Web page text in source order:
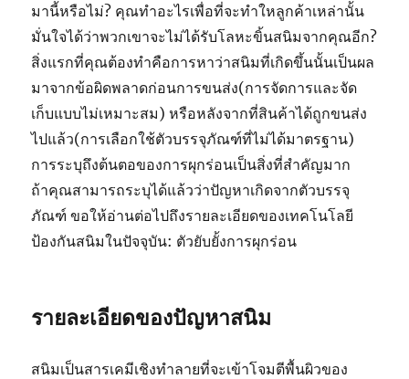
มานี้หรือไม่? คุณทำอะไรเพื่อที่จะทำใหลูกค้าเหล่านั้น
มั่นใจได้ว่าพวกเขาจะไม่ได้รับโลหะขิ้นสนิมจากคุณอีก?
สิ่งแรกที่คุณต้องทำคือการหาว่าสนิมที่เกิดขึ้นนั้นเป็นผล
มาจากข้อผิดพลาดก่อนการขนส่ง(การจัดการและจัด
เก็บแบบไม่เหมาะสม) หรือหลังจากที่สินค้าได้ถูกขนส่ง
ไปแล้ว(การเลือกใช้ตัวบรรจุภัณฑ์ที่ไม่ได้มาตรฐาน)
การระบุถึงต้นตอของการผุกร่อนเป็นสิ่งที่สำคัญมาก
ถ้าคุณสามารถระบุได้แล้วว่าปัญหาเกิดจากตัวบรรจุ
ภัณฑ์ ขอให้อ่านต่อไปถึงรายละเอียดของเทคโนโลยี
ป้องกันสนิมในปัจจุบัน: ตัวยับยั้งการผุกร่อน
รายละเอียดของปัญหาสนิม
สนิมเป็นสารเคมีเชิงทำลายที่จะเข้าโจมตีพื้นผิวของ